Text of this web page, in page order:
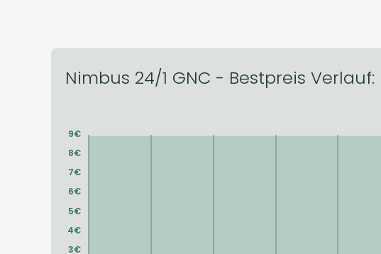
Nimbus 24/1 GNC - Bestpreis Verlauf: